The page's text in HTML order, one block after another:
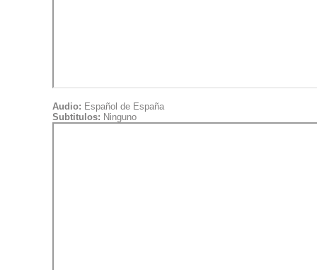
Audio: Español de España
Subtitulos: Ninguno